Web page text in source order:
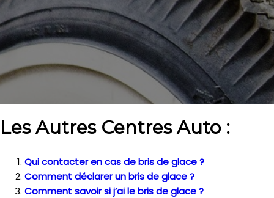
Les Autres Centres Auto :
Qui contacter en cas de bris de glace ?
Comment déclarer un bris de glace ?
Comment savoir si j’ai le bris de glace ?